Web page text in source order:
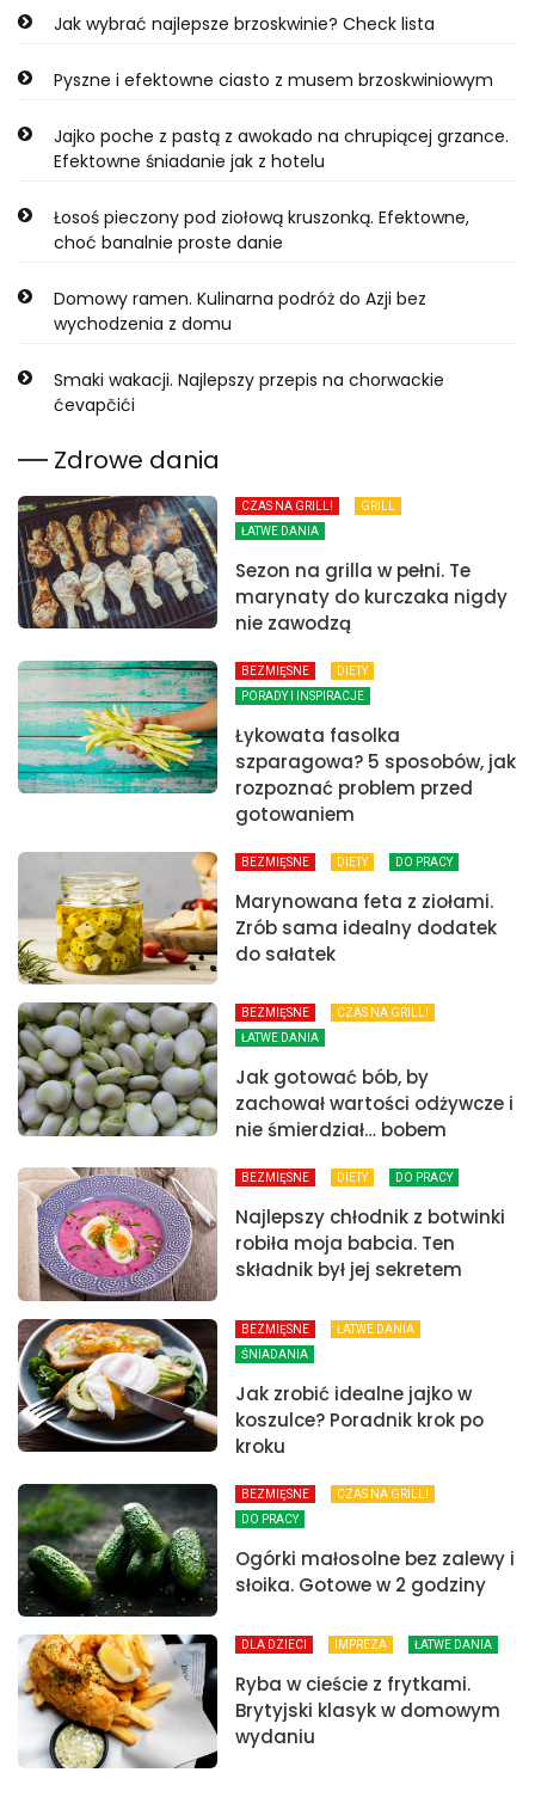
Jak wybrać najlepsze brzoskwinie? Check lista
Pyszne i efektowne ciasto z musem brzoskwiniowym
Jajko poche z pastą z awokado na chrupiącej grzance.
Efektowne śniadanie jak z hotelu
Łosoś pieczony pod ziołową kruszonką. Efektowne,
choć banalnie proste danie
Domowy ramen. Kulinarna podróż do Azji bez
wychodzenia z domu
Smaki wakacji. Najlepszy przepis na chorwackie
ćevapčići
Zdrowe dania
CZAS NA GRILL!
GRILL
ŁATWE DANIA
Sezon na grilla w pełni. Te
marynaty do kurczaka nigdy
nie zawodzą
BEZMIĘSNE
DIETY
PORADY I INSPIRACJE
Łykowata fasolka
szparagowa? 5 sposobów, jak
rozpoznać problem przed
gotowaniem
BEZMIĘSNE DIETY DO PRACY
Marynowana feta z ziołami.
Zrób sama idealny dodatek
do sałatek
BEZMIĘSNE
CZAS NA GRILL!
ŁATWE DANIA
Jak gotować bób, by
zachował wartości odżywcze i
nie śmierdział… bobem
BEZMIĘSNE DIETY DO PRACY
Najlepszy chłodnik z botwinki
robiła moja babcia. Ten
składnik był jej sekretem
BEZMIĘSNE
ŁATWE DANIA
ŚNIADANIA
Jak zrobić idealne jajko w
koszulce? Poradnik krok po
kroku
BEZMIĘSNE
CZAS NA GRILL!
DO PRACY
Ogórki małosolne bez zalewy i
słoika. Gotowe w 2 godziny
DLA DZIECI IMPREZA ŁATWE DANIA
Ryba w cieście z frytkami.
Brytyjski klasyk w domowym
wydaniu